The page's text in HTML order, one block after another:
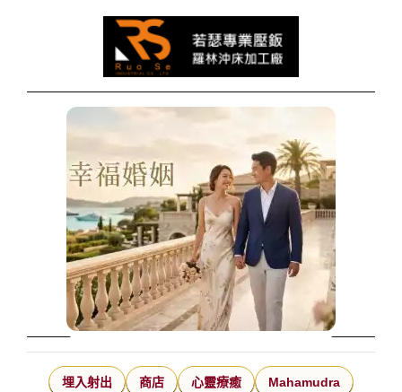
埋入射出 商店 心靈療癒 Mahamudra